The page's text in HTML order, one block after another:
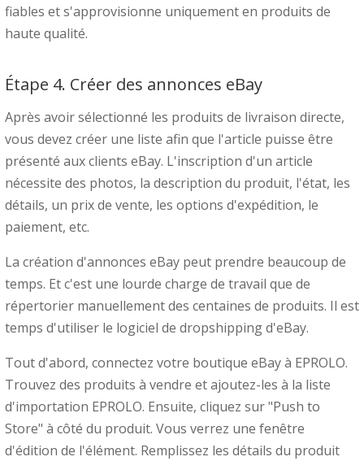
fiables et s'approvisionne uniquement en produits de
haute qualité.
Étape 4. Créer des annonces eBay
Après avoir sélectionné les produits de livraison directe,
vous devez créer une liste afin que l'article puisse être
présenté aux clients eBay. L'inscription d'un article
nécessite des photos, la description du produit, l'état, les
détails, un prix de vente, les options d'expédition, le
paiement, etc.
La création d'annonces eBay peut prendre beaucoup de
temps. Et c'est une lourde charge de travail que de
répertorier manuellement des centaines de produits. Il est
temps d'utiliser le logiciel de dropshipping d'eBay.
Tout d'abord, connectez votre boutique eBay à EPROLO.
Trouvez des produits à vendre et ajoutez-les à la liste
d'importation EPROLO. Ensuite, cliquez sur "Push to
Store" à côté du produit. Vous verrez une fenêtre
d'édition de l'élément. Remplissez les détails du produit